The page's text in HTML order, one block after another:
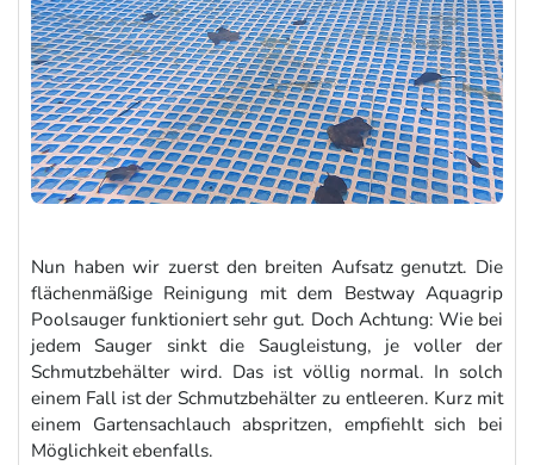
Nun haben wir zuerst den breiten Aufsatz genutzt. Die
flächenmäßige Reinigung mit dem Bestway Aquagrip
Poolsauger funktioniert sehr gut. Doch Achtung: Wie bei
jedem Sauger sinkt die Saugleistung, je voller der
Schmutzbehälter wird. Das ist völlig normal. In solch
einem Fall ist der Schmutzbehälter zu entleeren. Kurz mit
einem Gartensachlauch abspritzen, empfiehlt sich bei
Möglichkeit ebenfalls.